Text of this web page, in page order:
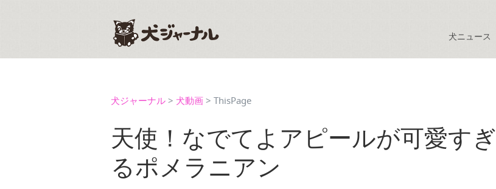
犬ニュース
犬ジャーナル > 犬動画 > ThisPage
天使！なでてよアピールが可愛すぎ
るポメラニアン